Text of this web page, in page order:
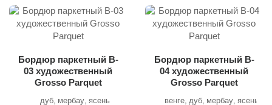
Бордюр паркетный B-
03 художественный
Grosso Parquet
дуб мербау ясень
Бордюр паркетный B-
04 художественный
Grosso Parquet
венге дуб мербау ясень